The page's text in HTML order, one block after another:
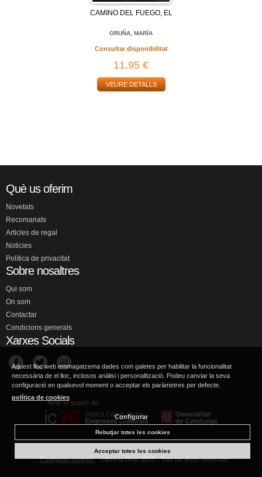
CAMINO DEL FUEGO, EL
ORUÑA, MARÍA
Consultar disponibilitat
11,95 €
VEURE DETALLS
Què us oferim
Novetats
Recomanats
Articles de regal
Noticies
Política de privacitat
Sobre nosaltres
Qui som
On som
Contactar
Condicions generals
Xarxes Socials
Configurar cookies Llibreria Drac 2013 - Tots els drets reservats
Aquest lloc web emmagatzema dades com galetes per habilitar la funcionalitat
necessària de el lloc, inclosos anàlisi i personalització. Podeu canviar la seva
configuració en qualsevol moment o acceptar els paràmetres per defecte.
política de cookies
Configurar
Rebutjar totes les cookies
Acceptar totes les cookies